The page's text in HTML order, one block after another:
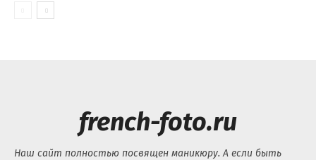
french-foto.ru
Наш сайт полностью посвящен маникюру. А если быть